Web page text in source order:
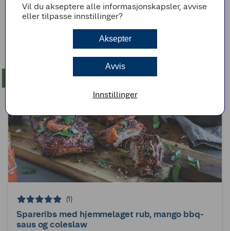
Grillribbe med jalapeño mac'n cheese
(1)
Spareribs med hjemmelaget rub, mango bbq-
saus og coleslaw
Vil du akseptere alle informasjonskapsler, avvise
eller tilpasse innstillinger?
Aksepter
Avvis
Innstillinger